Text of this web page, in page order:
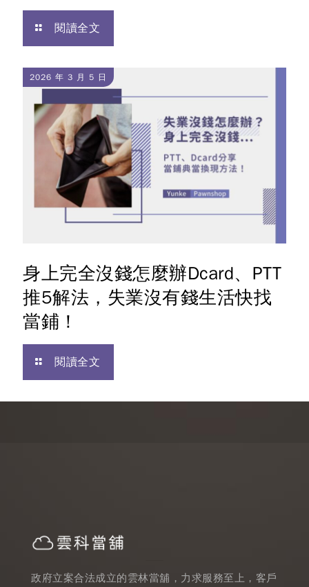
閱讀全文
2026 年 3 月 5 日
身上完全沒錢怎麼辦Dcard、PTT
推5解法，失業沒有錢生活快找
當鋪！
閱讀全文
政府立案合法成立的雲林當舖，力求服務至上，客戶